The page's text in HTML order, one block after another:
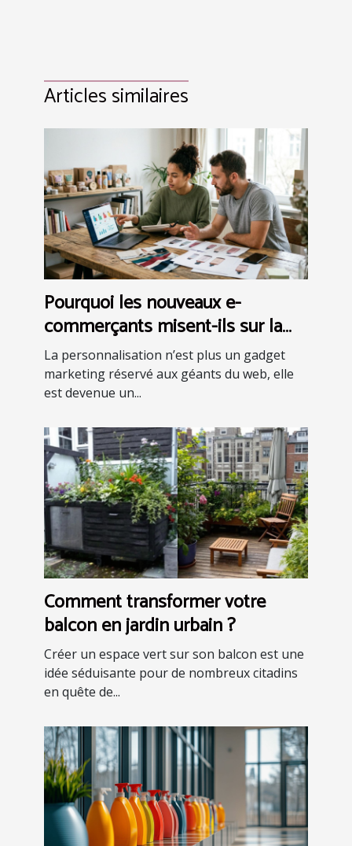
Articles similaires
Pourquoi les nouveaux e-
commerçants misent-ils sur la
personnalisation avancée ?
La personnalisation n’est plus un gadget
marketing réservé aux géants du web, elle
est devenue un...
Comment transformer votre
balcon en jardin urbain ?
Créer un espace vert sur son balcon est une
idée séduisante pour de nombreux citadins
en quête de...